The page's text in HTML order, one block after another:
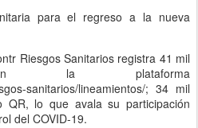
para el regreso a la nueva
Riesgos Sanitarios registra 41 mil
en la plataforma
sanitarios/lineamientos/; 34 mil
QR, lo que avala su participación
del COVID-19.